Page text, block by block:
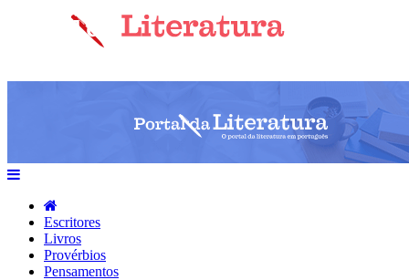
Escritores
Livros
Provérbios
Pensamentos